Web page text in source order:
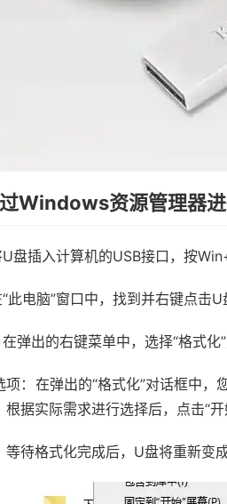
Windows资源管理器
盘插入计算机的USB接口，按
此电脑”窗口中，找到并右键点击U
弹出的右键菜单中，选择“格式化”
：在弹出的“格式化”对话框中，
据实际需求进行选择后，点击“开
等待格式化完成后，U盘将重新变